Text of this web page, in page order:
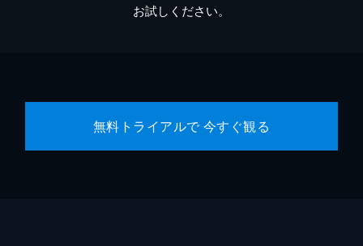
お試しください。
無料トライアルで 今すぐ観る